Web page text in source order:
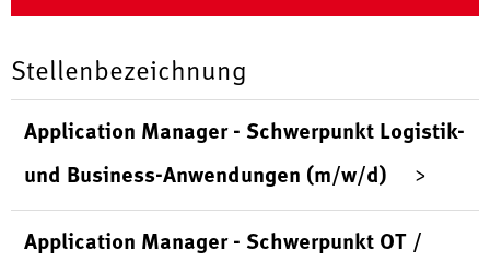
Stellenbezeichnung
Application Manager - Schwerpunkt Logistik-
und Business-Anwendungen (m/w/d)
Application Manager - Schwerpunkt OT /